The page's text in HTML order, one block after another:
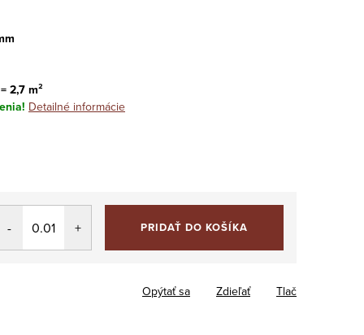
2,7 m²
Detailné informácie
PRIDAŤ DO KOŠÍKA
Tlač
Opýtať sa Zdieľať